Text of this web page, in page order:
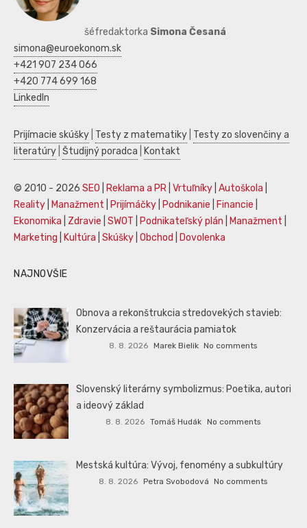
šéfredaktorka Simona Česaná
simona@euroekonom.sk
+421 907 234 066
+420 774 699 168
LinkedIn
Prijímacie skúšky Testy z matematiky Testy zo slovenčiny a
literatúry Študijný poradca Kontakt
© 2010 - 2026 SEO Reklama a PR Vrtuľníky Autoškola
Reality
Manažment Prijímáčky Podnikanie Financie
Ekonomika
Zdravie SWOT Podnikateľský plán Manažment
Marketing
Kultúra Skúšky Obchod Dovolenka
NAJNOVŠIE
Obnova a rekonštrukcia stredovekých stavieb:
Konzervácia a reštaurácia pamiatok
8. 8. 2026 Marek Bielik No comments
Slovenský literárny symbolizmus: Poetika, autori
a ideový základ
8. 8. 2026 Tomáš Hudák No comments
Mestská kultúra: Vývoj, fenomény a subkultúry
8. 8. 2026 Petra Svobodová No comments